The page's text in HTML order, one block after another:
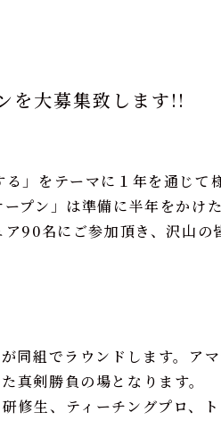
を大募集致します!!
」をテーマに１年を通じて
プン」は準備に半年をかけ
90名にご参加頂き、沢山の
同組でラウンドします。ア
真剣勝負の場となります。
修生、ティーチングプロ、